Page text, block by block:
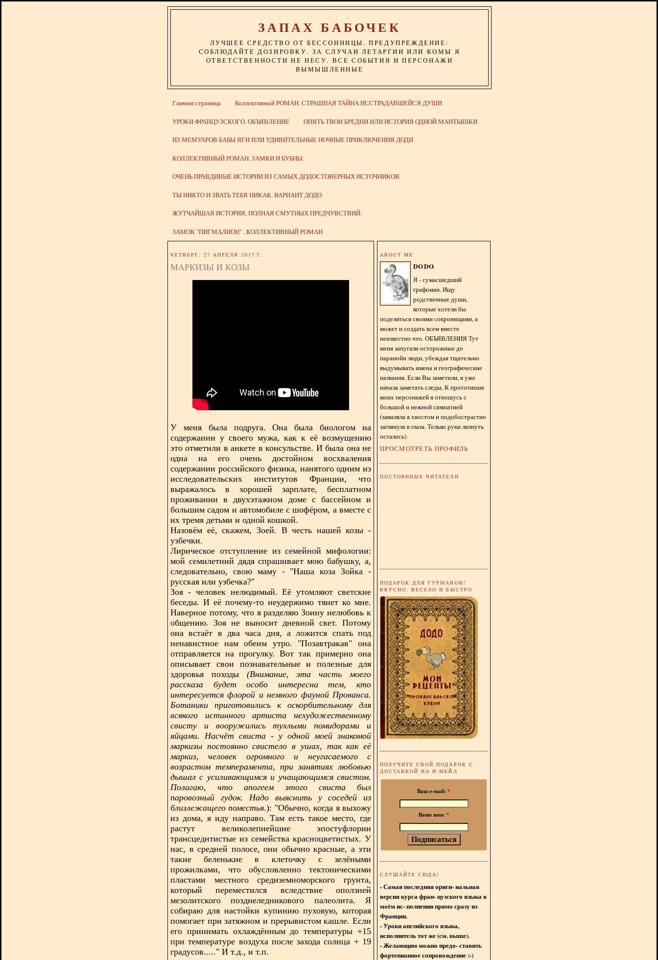
ЗАПАХ БАБОЧЕК
ЛУЧШЕЕ СРЕДСТВО ОТ БЕССОННИЦЫ. ПРЕДУПРЕЖДЕНИЕ:
СОБЛЮДАЙТЕ ДОЗИРОВКУ. ЗА СЛУЧАИ ЛЕТАРГИИ ИЛИ КОМЫ Я
ОТВЕТСТВЕННОСТИ НЕ НЕСУ. ВСЕ СОБЫТИЯ И ПЕРСОНАЖИ
ВЫМЫШЛЕННЫЕ
Главная страница Коллективный РОМАН. СТРАШНАЯ ТАЙНА ИССТРАДАВШЕЙСЯ ДУШИ
УРОКИ ФРАНЦУЗСКОГО. ОБЪЯВЛЕНИЕ ОПЯТЬ ТВОИ БРЕДНИ ИЛИ ИСТОРИЯ ОДНОЙ МАНТЫШКИ
ИЗ МЕМУАРОВ БАБЫ ЯГИ ИЛИ УДИВИТЕЛЬНЫЕ НОЧНЫЕ ПРИКЛЮЧЕНИЯ ДОДИ
КОЛЛЕКТИВНЫЙ РОМАН. ЗАМКИ И БУБНЫ
ОЧЕНЬ ПРАВДИВЫЕ ИСТОРИИ ИЗ САМЫХ ДОДОСТОВЕРНЫХ ИСТОЧНИКОВ
ТЫ НИКТО И ЗВАТЬ ТЕБЯ НИКАК. ВАРИАНТ ДОДО
ЖУТЧАЙШАЯ ИСТОРИЯ, ПОЛНАЯ СМУТНЫХ ПРЕДЧУВСТВИЙ.
ЗАМОК "ПИГМАЛИОН" . КОЛЛЕКТИВНЫЙ РОМАН
ЧЕТВЕРГ, 27 АПРЕЛЯ 2017 Г.
МАРКИЗЫ И КОЗЫ
У меня была подруга. Она была биологом на
содержании у своего мужа, как к её возмущению
это отметили в анкете в консульстве. И была она не
одна на его очень достойном восхваления
содержании российского физика, нанятого одним из
исследовательских институтов Франции, что
выражалось в хорошей зарплате, бесплатном
проживании в двухэтажном доме с бассейном и
большим садом и автомобиле с шофёром, а вместе с
их тремя детьми и одной кошкой.
Назовём её, скажем, Зоей. В честь нашей козы -
узбечки.
Лирическое отступление из семейной мифологии:
мой семилетний дядя спрашивает мою бабушку, а,
следовательно, свою маму - "Наша коза Зойка -
русская или узбечка?"
Зоя - человек нелюдимый. Её утомляют светские
беседы. И её почему-то неудержимо тянет ко мне.
Наверное потому, что я разделяю Зоину нелюбовь к
общению. Зоя не выносит дневной свет. Потому
она встаёт в два часа дня, а ложится спать под
ненавистное нам обеим утро. "Позавтракав" она
отправляется на прогулку. Вот так примерно она
описывает свои познавательные и полезные для
здоровья походы (Внимание, эта часть моего
рассказа будет особо интересна тем, кто
интересуется флорой и немного фауной Прованса.
Ботаники приготовились к оскорбительному для
всякого истинного артиста нехудожественному
свисту и вооружились тухлыми помидорами и
яйцами. Насчёт свиста - у одной моей знакомой
маркизы постоянно свистело в ушах, так как её
маркиз, человек огромного и неугасаемого с
возрастом темперамента, при занятиях любовью
дышал с усиливающимся и учащающимся свистом.
Полагаю, что апогеем этого свиста был
паровозный гудок. Надо выяснить у соседей из
близлежащего поместья.): "Обычно, когда я выхожу
из дома, я иду направо. Там есть такое место, где
растут великолепнейшие эпостуфлории
трансцеднтистые из семейства красноцветистых. У
нас, в средней полосе, они обычно красные, а эти
такие беленькие в клеточку с зелёными
прожилками, что обусловленно тектоническими
пластами местного средиземноморского грунта,
который переместился вследствие оползней
мезолитского позднеледникового палеолита. Я
собираю для настойки купинию пуховую, которая
помогает при затяжном и прерывистом кашле. Если
его принимать охлаждённым до температуры +15
при температуре воздуха после захода солнца + 19
градусов....." И т.д., и т.п.
ABOUT ME
DODO
Я - сумасшедший
графоман. Ищу
родственные души,
которые хотели бы
поделиться своими сокровищами, а
может и создать всем вместе
неизвестно что. ОБЪЯВЛЕНИЯ Тут
меня запугали осторожные до
паранойи люди, убеждая тщательно
выдумывать имена и географические
названия. Если Вы заметили, я уже
начала заметать следы. К прототипам
моих персонажей я отношусь с
большой и нежной симпатией
(завиляла я хвостом и подобострастно
заглянула в глаза. Только руки лизнуть
осталось).
ПРОСМОТРЕТЬ ПРОФИЛЬ
ПОСТОЯННЫЕ ЧИТАТЕЛИ
ПОДАРОК ДЛЯ ГУРМАНОВ!
ВКУСНО, ВЕСЕЛО И БЫСТРО
ПОЛУЧИТЕ СВОЙ ПОДАРОК С
ДОСТАВКОЙ НА И-МЕЙЛ
Ваш e-mail: *
Ваше имя: *
СЛУШАЙТЕ СЮДА!
- Самая последняя ориги- нальная
версия курса фран- цузского языка в
моём ис- полнении прямо сразу из
Франции.
- Уроки английского языка,
исполнитель тот же (см. выше).
- Желающим можно предо- ставить
фортепианное сопровождение :-)